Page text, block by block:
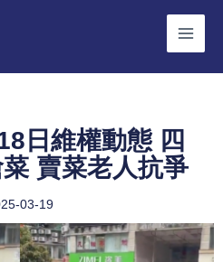
日維權動態 四
賣菜老人抗爭
03-19